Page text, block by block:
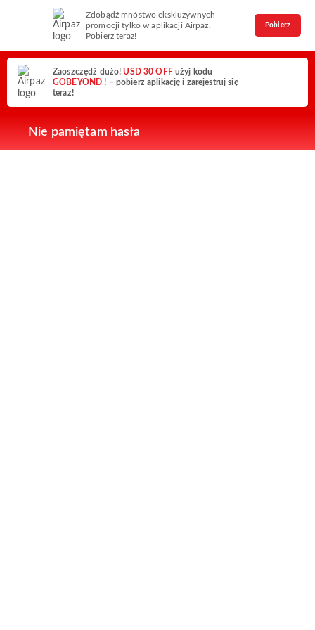
Zdobądź mnóstwo ekskluzywnych
promocji tylko w aplikacji Airpaz.
Pobierz teraz!
Pobierz
Zaoszczędź dużo!USD 30 OFF użyj kodu
GOBEYOND ! – pobierz aplikację i zarejestruj się
teraz!
Nie pamiętam hasła